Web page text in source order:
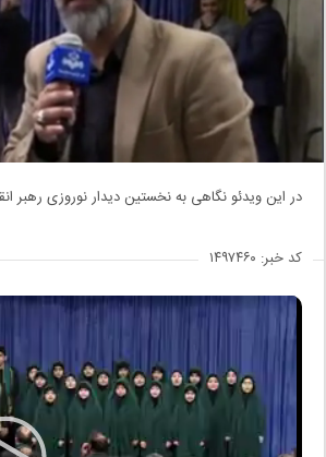
در این ویدئو نگاهی به نخستین دیدار نوروزی رهبر
کد خبر: ۱۴۹۷۴۶۰